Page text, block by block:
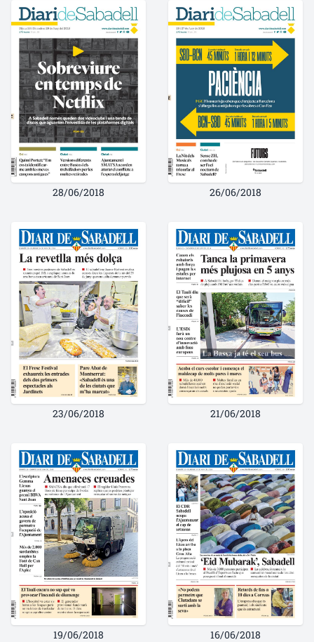
28/06/2018 26/06/2018
23/06/2018 21/06/2018
19/06/2018 16/06/2018